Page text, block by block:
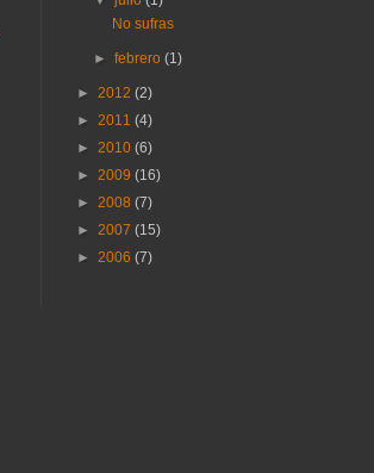
No sufras
►febrero(1)
► 2012 (2)
► 2011 (4)
► 2010 (6)
► 2009 (16)
► 2008 (7)
► 2007 (15)
► 2006 (7)